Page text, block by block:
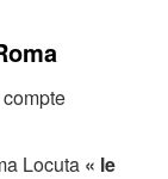
Locuta « le